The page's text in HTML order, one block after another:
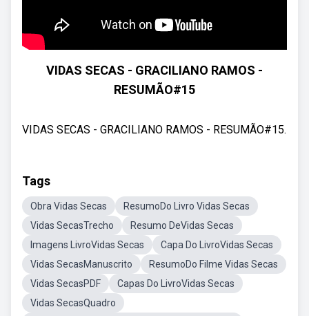
VIDAS SECAS - GRACILIANO RAMOS -
RESUMÃO#15
VIDAS SECAS - GRACILIANO RAMOS - RESUMÃO#15.
Tags
Obra Vidas Secas
ResumoDo Livro Vidas Secas
Vidas SecasTrecho
Resumo DeVidas Secas
Imagens LivroVidas Secas
Capa Do LivroVidas Secas
Vidas SecasManuscrito
ResumoDo Filme Vidas Secas
Vidas SecasPDF
Capas Do LivroVidas Secas
Vidas SecasQuadro